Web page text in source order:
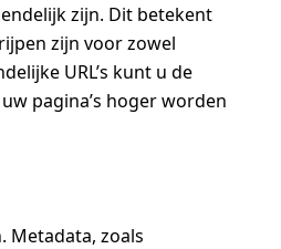
zijn. Dit betekent
zijn voor zowel
URL’s kunt u de
pagina’s hoger worden
Metadata, zoals